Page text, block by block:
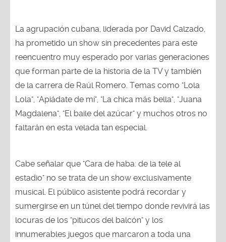
La agrupación cubana, liderada por David Calzado,
ha prometido un show sin precedentes para este
reencuentro muy esperado por varias generaciones
que forman parte de la historia de la TV y también
de la carrera de Raúl Romero. Temas como "Lola
Lola", "Apiádate de mí", "La chica más bella", "Juana
Magdalena", "El baile del azúcar" y muchos otros no
faltarán en esta velada tan especial.
Cabe señalar que "Cara de haba: de la tele al
estadio" no se trata de un show exclusivamente
musical. El público asistente podrá recordar y
sumergirse en un túnel del tiempo donde revivirá las
locuras de los "pitucos del balcón" y los
innumerables juegos que marcaron a toda una